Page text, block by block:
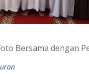
Bersama dengan